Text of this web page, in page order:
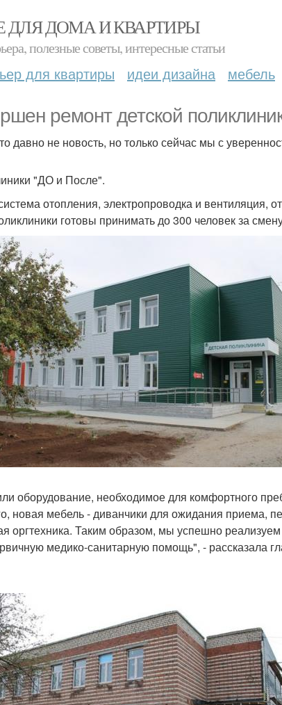
ДЛЯ ДОМА И КВАРТИРЫ
полезные советы, интересные статьи
для квартиры идеи дизайна мебель
ремонт детской
давно не новость, но только сейчас мы с
"ДО и После".
отопления, электропроводка и вентиляция,
готовы принимать до 300 человек за
оборудование, необходимое для комфортного
новая мебель - диванчики для ожидания приема,
оргтехника. Таким образом, мы успешно
медико-санитарную помощь", - рассказала